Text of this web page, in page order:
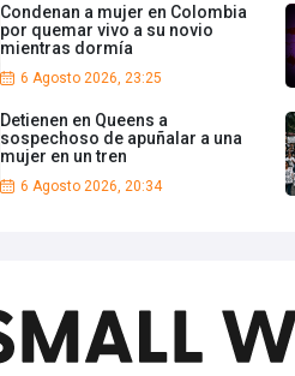
Condenan a mujer en Colombia
por quemar vivo a su novio
mientras dormía
6 Agosto 2026, 23:25
Detienen en Queens a
sospechoso de apuñalar a una
mujer en un tren
6 Agosto 2026, 20:34